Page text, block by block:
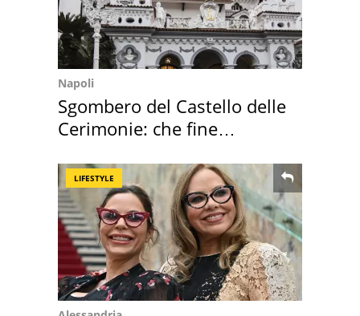
Napoli
Sgombero del Castello delle
Cerimonie: che fine
LIFESTYLE